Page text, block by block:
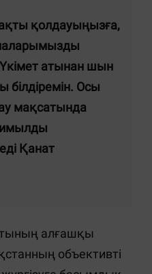
қолдауыңызға,
атынан шын
Осы
мақсатында
Қанат
алғашқы
объективті